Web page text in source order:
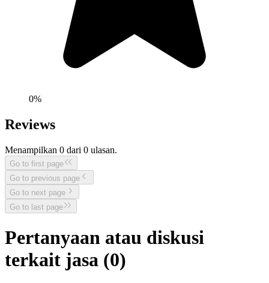
0%
Reviews
Menampilkan 0 dari 0 ulasan.
Go to first page
Go to previous page
Go to next page
Go to last page
Pertanyaan atau diskusi
terkait jasa (0)